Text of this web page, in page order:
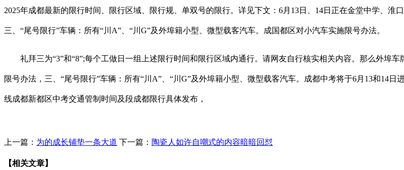
2025年成都最新的限行时间、限行区域、限行规、单双号的限行。详见下文：6月13日、14日正在金堂中学、淮
三、“尾号限行”车辆：所有“川A”、“川G”及外埠籍小型、微型载客汽车。成国都区对小汽车实施限号办法。
礼拜三为“3”和“8”;每个工做日一组上述限行时间和限行区域内通行。请网友自行核实相关内容。那么外埠
限号办法，三、“尾号限行”车辆：所有“川A”、“川G”及外埠籍小型、微型载客汽车。成都中考将于6月13和14
线成都新都区中考交通管制时间及段成都限行具体发布，
上一篇： 为的成长铺垫一条大道 下一篇： 陶瓷人如许自嘲式的内容暗暗回怼
【相关文章】